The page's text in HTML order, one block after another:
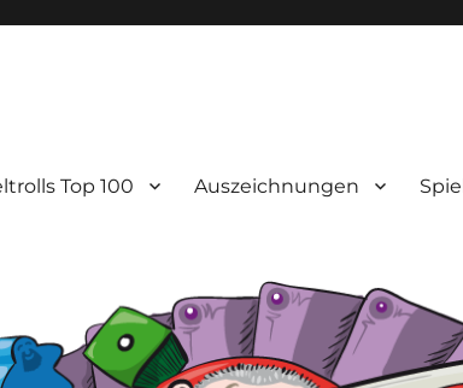
Top 100 Auszeichnungen